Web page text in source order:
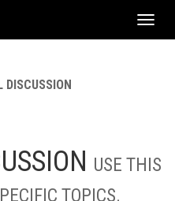
DISCUSSION
USE THIS
TOPICS.